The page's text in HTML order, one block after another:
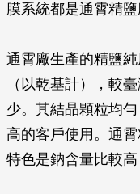
膜系統都是通霄精鹽
通霄廠生產的精鹽
（以乾基計），較
少。其結晶顆粒均
高的客戶使用。通
特色是鈉含量比較高